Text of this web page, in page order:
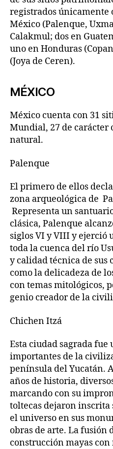
registrados únicamente
México (Palenque,
Calakmul; dos en
uno en Honduras
(Joya de Ceren).
MÉXICO
México cuenta con 31
Mundial, 27 de carácter
natural.
Palenque
El primero de ellos
zona arqueológica de
Representa un
clásica, Palenque
siglos VI y VIII y ejerció
toda la cuenca del río
y calidad técnica de sus
como la delicadeza de
con temas mitológicos,
genio creador de la
Chichen Itzá
Esta ciudad sagrada fue
importantes de la
península del Yucatán.
años de historia,
marcando con su
toltecas dejaron
el universo en sus
obras de arte. La fusión
construcción mayas